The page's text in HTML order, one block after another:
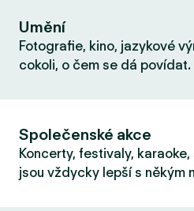
Umění
Fotografie, kino, jazykové
cokoli, o čem se dá povídat.
Společenské akce
Koncerty, festivaly,
jsou vždycky lepší s někým